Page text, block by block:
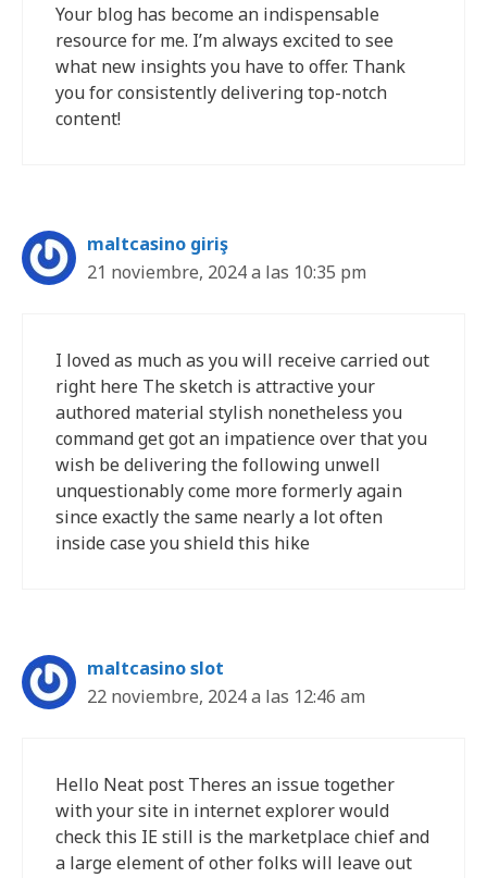
Your blog has become an indispensable
resource for me. I’m always excited to see
what new insights you have to offer. Thank
you for consistently delivering top-notch
content!
maltcasino giriş
21 noviembre, 2024 a las 10:35 pm
I loved as much as you will receive carried out
right here The sketch is attractive your
authored material stylish nonetheless you
command get got an impatience over that you
wish be delivering the following unwell
unquestionably come more formerly again
since exactly the same nearly a lot often
inside case you shield this hike
maltcasino slot
22 noviembre, 2024 a las 12:46 am
Hello Neat post Theres an issue together
with your site in internet explorer would
check this IE still is the marketplace chief and
a large element of other folks will leave out